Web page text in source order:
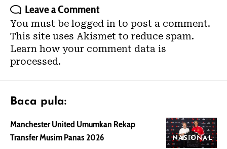
Leave a Comment
You must be logged in to post a comment.
This site uses Akismet to reduce spam.
Learn how your comment data is
processed.
Baca pula:
NASIONAL
Manchester United Umumkan Rekap
Transfer Musim Panas 2026